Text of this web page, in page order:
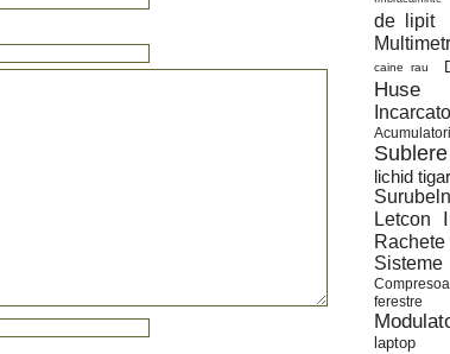
de lipit
caine rau
Huse
lichid
Letcon
ferestre
laptop